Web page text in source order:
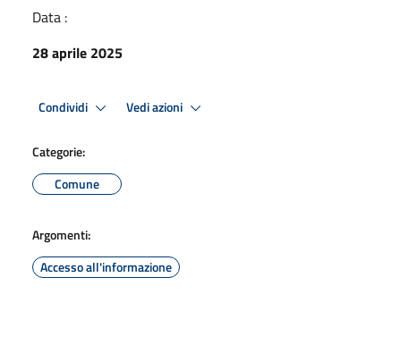
Data :
28 aprile 2025
Condividi Vedi azioni
Categorie:
Comune
Argomenti:
Accesso all'informazione